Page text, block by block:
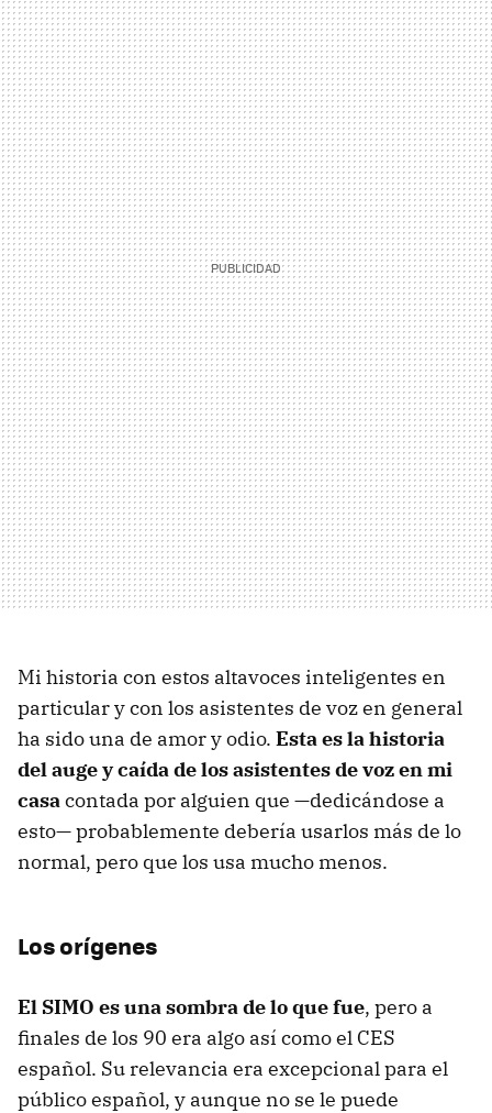
Mi historia con estos altavoces inteligentes en
particular y con los asistentes de voz en general
ha sido una de amor y odio. Esta es la historia
del auge y caída de los asistentes de voz en mi
casacontada por alguien que —dedicándose a
esto— probablemente debería usarlos más de lo
normal, pero que los usa mucho menos.
Los orígenes
El SIMO es una sombra de lo que fue, pero a
finales de los 90 era algo así como el CES
español. Su relevancia era excepcional para el
público español, y aunque no se le puede